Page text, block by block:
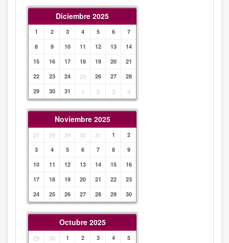
Diciembre 2025
1 2 3 4 5 6
7
8
9 10 11 12 13
14
15
16 17 18 19 20
21
22
23 24 25 26 27
28
29
30 31 1 2 3 4
Noviembre 2025
27 29 29 30 31 1
2
3
4 5 6 7 8
9
10
11 12 13 14 15
16
17
18 19 20 21 22
23
24
25 26 27 28 29 30
Octubre 2025
29 30 1 2 3 4
5